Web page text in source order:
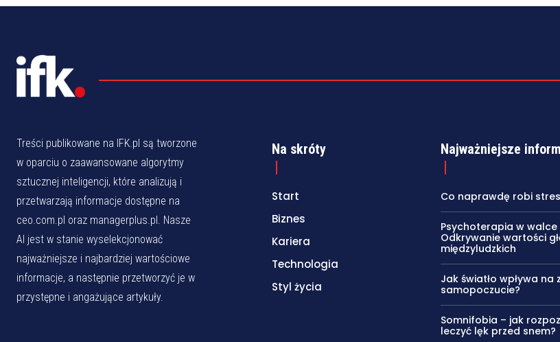
Treści publikowane na IFK.pl są tworzone
w oparciu o zaawansowane algorytmy
sztucznej inteligencji, które analizują i
przetwarzają informacje dostępne na
ceo.com.pl oraz managerplus.pl. Nasze
AI jest w stanie wyselekcjonować
najważniejsze i najbardziej wartościowe
informacje, a następnie przetworzyć je w
przystępne i angażujące artykuły.
Na skróty
Start
Biznes
Kariera
Technologia
Styl życia
Najważniejsze
Co naprawdę robi
Psychoterapia w
Odkrywanie wartości
międzyludzkich
Jak światło wpływa
samopoczucie?
Somnifobia – jak
leczyć lęk przed snem?